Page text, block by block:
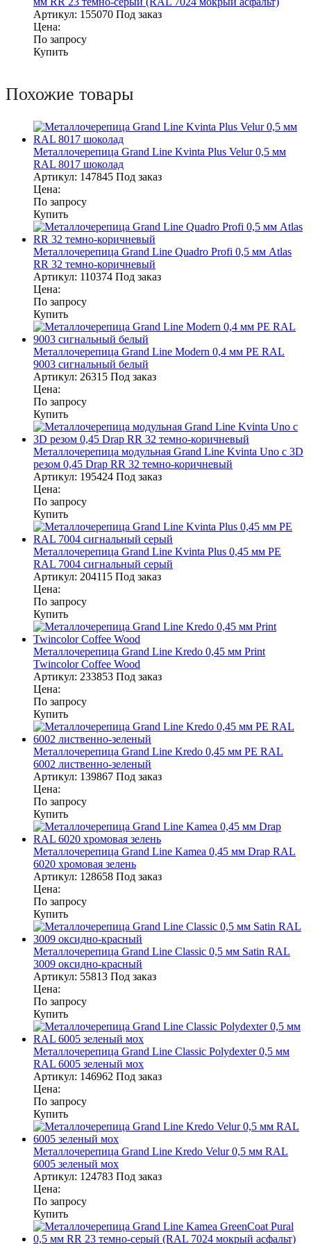
Артикул: 155070 Под заказ
Цена:
По запросу
Купить
Похожие товары
Металлочерепица Grand Line Kvinta Plus Velur 0,5 мм
RAL 8017 шоколад
Артикул: 147845 Под заказ
Цена:
По запросу
Купить
Металлочерепица Grand Line Quadro Profi 0,5 мм Atlas
RR 32 темно-коричневый
Артикул: 110374 Под заказ
Цена:
По запросу
Купить
Металлочерепица Grand Line Modern 0,4 мм PE RAL
9003 сигнальный белый
Артикул: 26315 Под заказ
Цена:
По запросу
Купить
Металлочерепица модульная Grand Line Kvinta Uno c 3D
резом 0,45 Drap RR 32 темно-коричневый
Артикул: 195424 Под заказ
Цена:
По запросу
Купить
Металлочерепица Grand Line Kvinta Plus 0,45 мм PE
RAL 7004 сигнальный серый
Артикул: 204115 Под заказ
Цена:
По запросу
Купить
Металлочерепица Grand Line Kredo 0,45 мм Print
Twincolor Coffee Wood
Артикул: 233853 Под заказ
Цена:
По запросу
Купить
Металлочерепица Grand Line Kredo 0,45 мм PE RAL
6002 лиственно-зеленый
Артикул: 139867 Под заказ
Цена:
По запросу
Купить
Металлочерепица Grand Line Kamea 0,45 мм Drap RAL
6020 хромовая зелень
Артикул: 128658 Под заказ
Цена:
По запросу
Купить
Металлочерепица Grand Line Classic 0,5 мм Satin RAL
3009 оксидно-красный
Артикул: 55813 Под заказ
Цена:
По запросу
Купить
Металлочерепица Grand Line Classic Polydexter 0,5 мм
RAL 6005 зеленый мох
Артикул: 146962 Под заказ
Цена:
По запросу
Купить
Металлочерепица Grand Line Kredo Velur 0,5 мм RAL
6005 зеленый мох
Артикул: 124783 Под заказ
Цена:
По запросу
Купить